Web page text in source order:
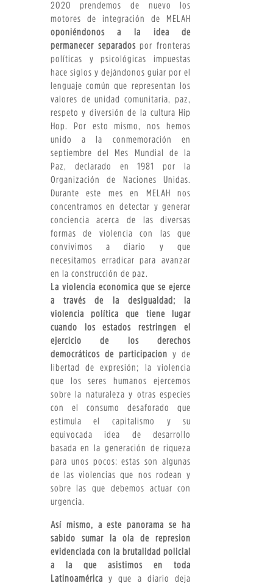
2020 prendemos de nuevo los
motores de integración de MELAH
oponiéndonos a la idea de
permanecer separadospor fronteras
políticas y psicológicas impuestas
hace siglos y dejándonos guiar por el
lenguaje común que representan los
valores de unidad comunitaria, paz,
respeto y diversión de la cultura Hip
Hop. Por esto mismo, nos hemos
unido a la conmemoración en
septiembre del Mes Mundial de la
Paz, declarado en 1981 por la
Organización de Naciones Unidas.
Durante este mes en MELAH nos
concentramos en detectar y generar
conciencia acerca de las diversas
formas de violencia con las que
convivimos a diario y que
necesitamos erradicar para avanzar
en la construcción de paz.
La violencia económica que se ejerce
a través de la desigualdad; la
violencia política que tiene lugar
cuando los estados restringen el
ejercicio de los derechos
democráticos de participación y de
libertad de expresión; la violencia
que los seres humanos ejercemos
sobre la naturaleza y otras especies
con el consumo desaforado que
estimula el capitalismo y su
equivocada idea de desarrollo
basada en la generación de riqueza
para unos pocos: estas son algunas
de las violencias que nos rodean y
sobre las que debemos actuar con
urgencia.
Así mismo, a este panorama se ha
sabido sumar la ola de represión
evidenciada con la brutalidad policial
a la que asistimos en toda
Latinoamérica y que a diario deja